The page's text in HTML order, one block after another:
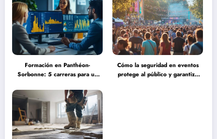
Formación en Panthéon-
Sorbonne: 5 carreras para un
financiera que transformarán tu
futuro
Cómo la seguridad en eventos
protege al público y garantiza